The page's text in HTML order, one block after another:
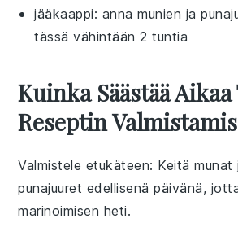
jääkaappi: anna munien ja
tässä vähintään 2 tuntia
Kuinka Säästää
Reseptin
Valmistele etukäteen: Keitämunat
punajuuret edellisenä päivänä,
marinoimisen heti.